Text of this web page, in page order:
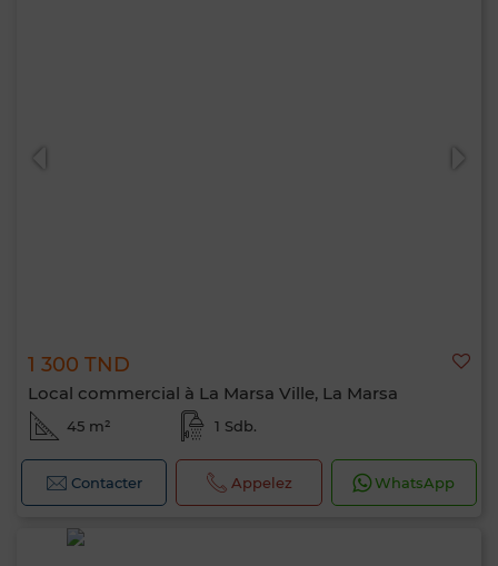
1 300 TND
Local commercial à La Marsa Ville, La Marsa
45 m² 1 Sdb.
Contacter Appelez WhatsApp